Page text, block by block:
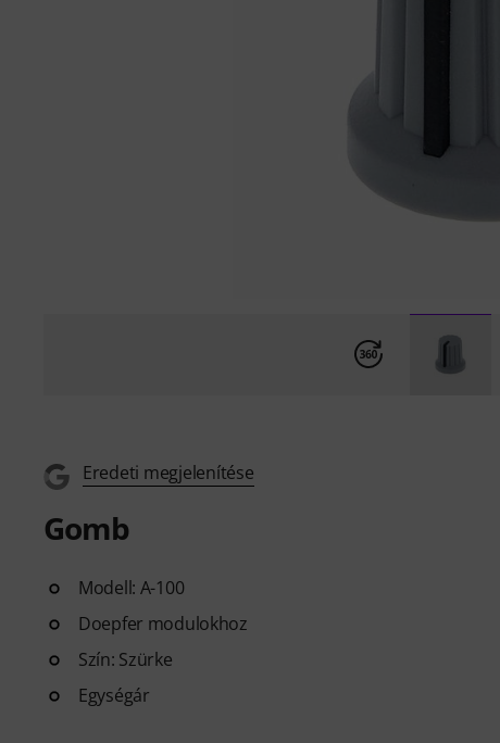
Eredeti megjelenítése
Gomb
Modell: A-100
Doepfer modulokhoz
Szín: Szürke
Egységár